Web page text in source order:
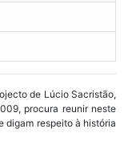
de Lúcio Sacristão,
procura reunir neste
digam respeito à história